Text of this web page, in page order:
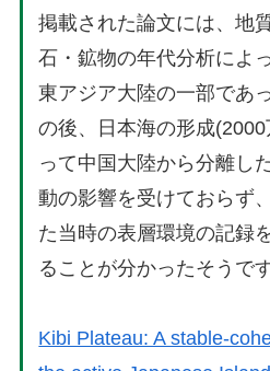
掲載された論文には、地
石・鉱物の年代分析によ
東アジア大陸の一部であ
の後、日本海の形成
って中国大陸から分離し
動の影響を受けておらず
た当時の表層環境の記録
ることが分かったそうです
Kibi Plateau: A stable-